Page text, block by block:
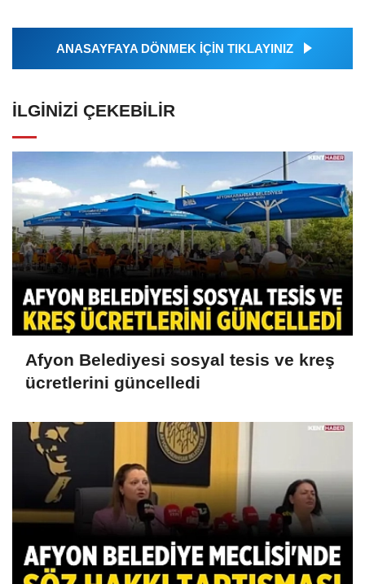
ANASAYFAYA DÖNMEK İÇİN TIKLAYINIZ
İLGINIZI ÇEKEBILIR
Afyon Belediyesi sosyal tesis ve kreş
ücretlerini güncelledi